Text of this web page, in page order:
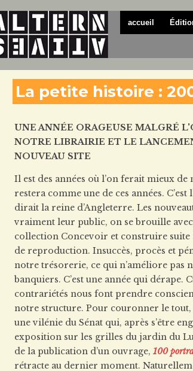
accueil
La petite histoire :
UNE ANNÉE ORAGEUSE MALGRÉ
NOTRE LIBRAIRIE ET LE
NOUVEAU SITE
Il est des années où l’on ferait mieux de
restera comme une de ces années. C’est
dirait la reine d’Angleterre. Les
vraiment leur public, on se brouille avec
collection Concevoir et construire suite
de reproduction. Insuccès, procès et
notre trésorerie, ce qui n’améliore pas
banquiers. C’est une année qui dérape.
contrariétés nous font prendre
notre structure. Pour couronner le tout,
une vilénie du Sénat qui, après s’être
exposition sur les grilles du jardin du
de la publication d’un ouvrage, 100
rétracte au dernier moment.